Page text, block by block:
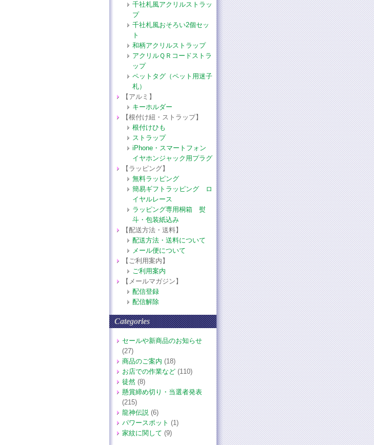
千社札風アクリルストラッ
プ
千社札風おそろい2個セッ
ト
和柄アクリルストラップ
アクリルＱＲコードストラ
ップ
ペットタグ（ペット用迷子
札）
【アルミ】
キーホルダー
【根付け紐・ストラップ】
根付けひも
ストラップ
iPhone・スマートフォン
イヤホンジャック用プラグ
【ラッピング】
無料ラッピング
簡易ギフトラッピング ロ
イヤルレース
ラッピング専用桐箱 熨
斗・包装紙込み
【配送方法・送料】
配送方法・送料について
メール便について
【ご利用案内】
ご利用案内
【メールマガジン】
配信登録
配信解除
Categories
セールや新商品のお知らせ
(27)
商品のご案内 (18)
お店での作業など (110)
徒然 (8)
懸賞締め切り・当選者発表
(215)
龍神伝説 (6)
パワースポット (1)
家紋に関して (9)